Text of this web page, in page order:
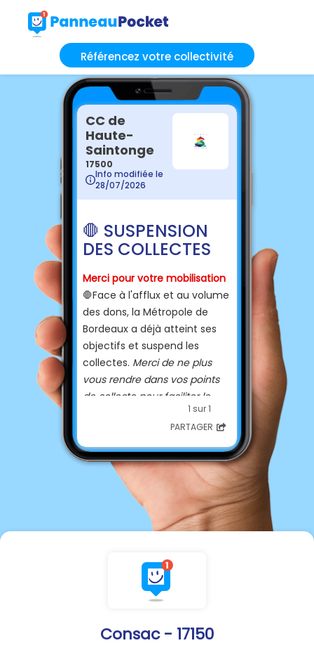
Référencez votre collectivité
Consac - 17150
CC de
Haute-
Saintonge
17500
Info modifiée le
28/07/2026
🛑 SUSPENSION
DES COLLECTES
Merci pour votre mobilisation
🛑Face à l'afflux et au volume
des dons, la Métropole de
Bordeaux a déjà atteint ses
objectifs et suspend les
collectes. Merci de ne plus
vous rendre dans vos points
de collecte pour faciliter le
travail des équipes sur place.
Les dons déjà récoltés seront
acheminés demain comme
prévu.
La Communauté des
communes de Haute-
Saintonge salue la formidable
1 sur 1
PARTAGER